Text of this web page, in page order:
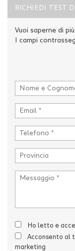
marketing
RICHIEDI TEST
Vuoi saperne di
I campi
Ho letto e
Acconsento al
marketing